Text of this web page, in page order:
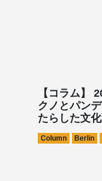
【コラム】
クノとパン
たらした文
Column Berlin